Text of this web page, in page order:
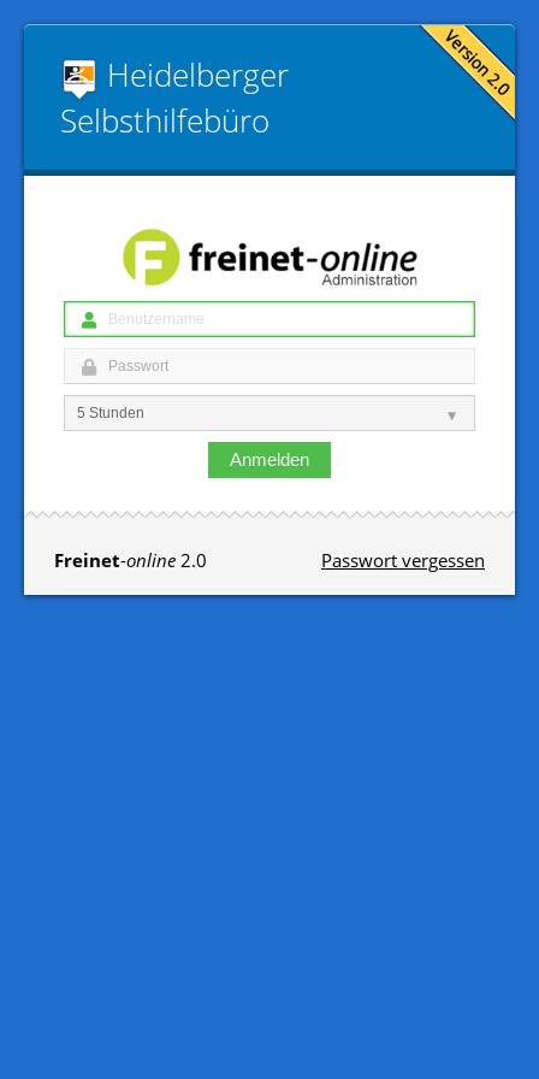
Heidelberger
Selbsthilfebüro
Anmelden
Passwort vergessen
Freinet-online 2.0